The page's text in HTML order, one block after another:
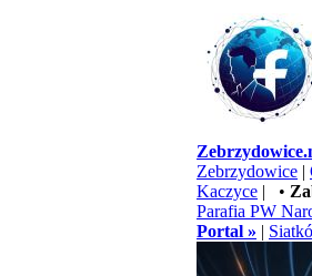
Zebrzydowice |
Kaczyce | •
Parafia PW
Portal » |